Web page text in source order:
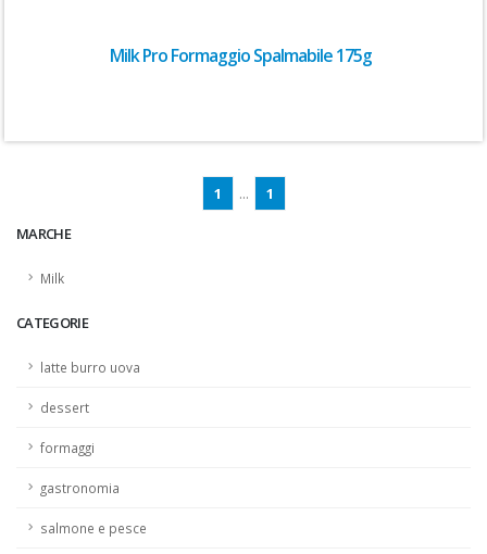
MARCHE
Milk
CATEGORIE
latte burro uova
dessert
formaggi
gastronomia
salmone e pesce
Milk Pro Formaggio Spalmabile 175g
1 ... 1